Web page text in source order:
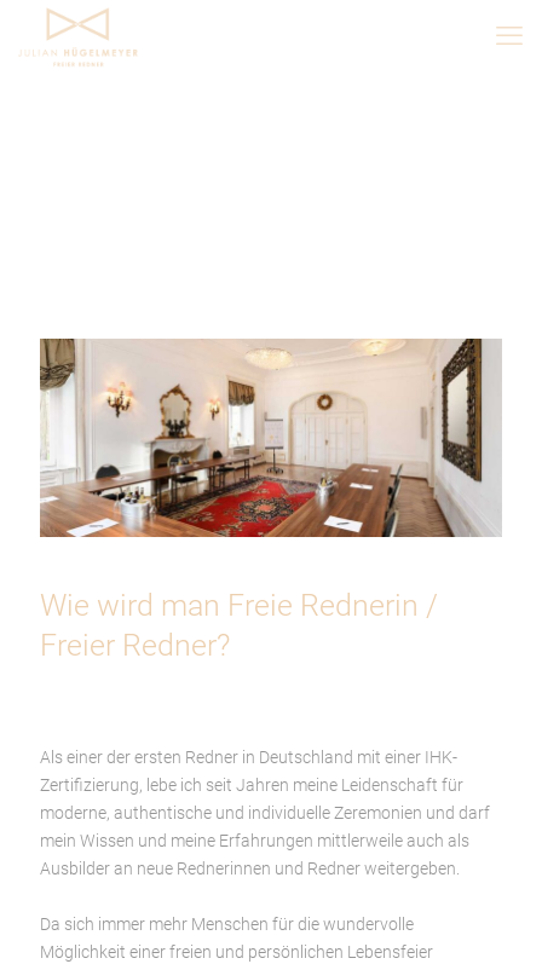
Wie wird man Freie Rednerin /
Freier Redner?
Als einer der ersten Redner in Deutschland mit einer IHK-
Zertifizierung, lebe ich seit Jahren meine Leidenschaft für
moderne, authentische und individuelle Zeremonien und darf
mein Wissen und meine Erfahrungen mittlerweile auch als
Ausbilder an neue Rednerinnen und Redner weitergeben.
Da sich immer mehr Menschen für die wundervolle
Möglichkeit einer freien und persönlichen Lebensfeier